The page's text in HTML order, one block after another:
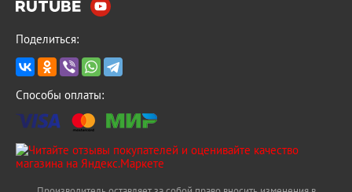
Поделиться:
Способы оплаты: